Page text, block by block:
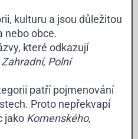
kulturu a jsou důležitou
nebo obce.
které odkazují
Zahradní, Polní
patří pojmenování
Proto nepřekvapí
jako Komenského,